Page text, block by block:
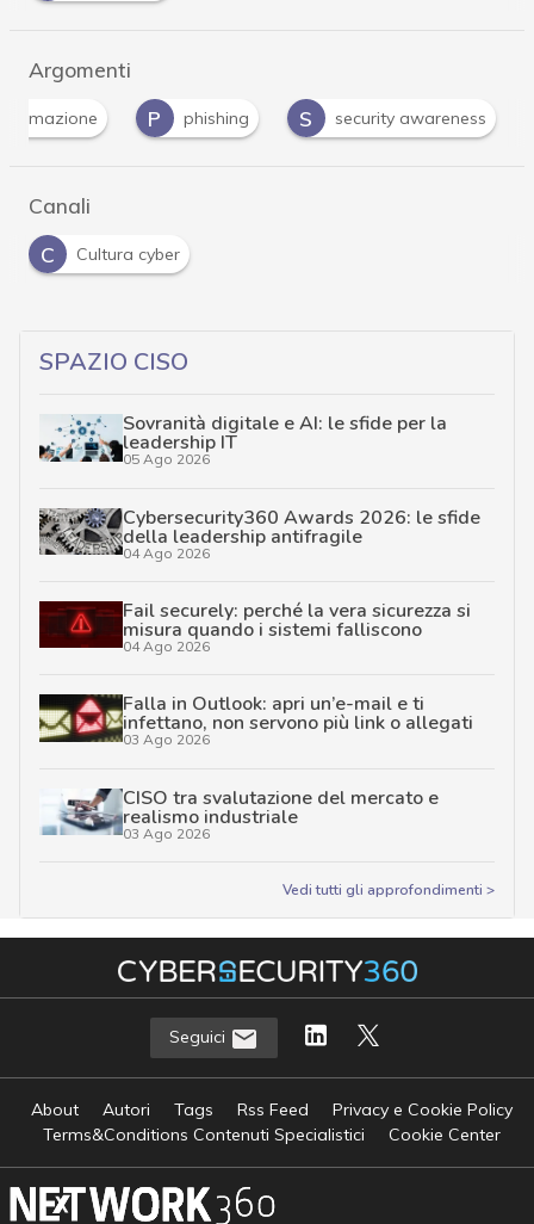
Argomenti
formazione P phishing S security awareness
Canali
C
Cultura cyber
SPAZIO CISO
Sovranità digitale e AI: le sfide per la
leadership IT
05 Ago 2026
Cybersecurity360 Awards 2026: le sfide
della leadership antifragile
04 Ago 2026
Fail securely: perché la vera sicurezza si
misura quando i sistemi falliscono
04 Ago 2026
Falla in Outlook: apri un’e-mail e ti
infettano, non servono più link o allegati
03 Ago 2026
CISO tra svalutazione del mercato e
realismo industriale
03 Ago 2026
Vedi tutti gli approfondimenti >
Seguici
About Autori Tags Rss Feed
Privacy e Cookie Policy
Terms&Conditions Contenuti Specialistici
Cookie Center